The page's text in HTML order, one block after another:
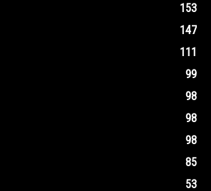
153
147
111
99
98
98
98
85
53